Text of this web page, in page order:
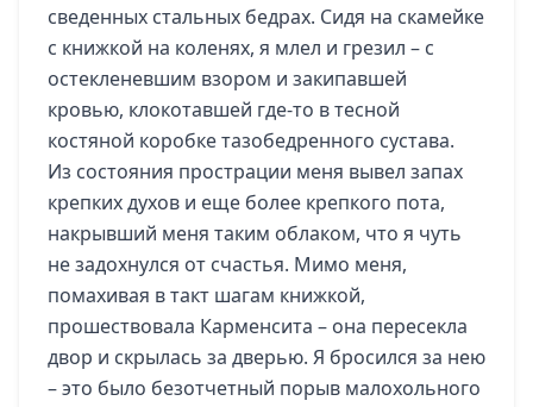
сведенных стальных бедрах. Сидя на скамейке
с книжкой на коленях, я млел и грезил – с
остекленевшим взором и закипавшей
кровью, клокотавшей где-то в тесной
костяной коробке тазобедренного сустава.
Из состояния прострации меня вывел запах
крепких духов и еще более крепкого пота,
накрывший меня таким облаком, что я чуть
не задохнулся от счастья. Мимо меня,
помахивая в такт шагам книжкой,
прошествовала Карменсита – она пересекла
двор и скрылась за дверью. Я бросился за нею
– это было безотчетный порыв малохольного